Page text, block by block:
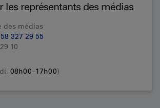
les représentants des médias
des médias
327 29 55
10
08h00–17h00)